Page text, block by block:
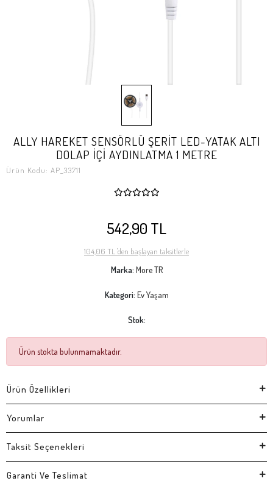
ALLY HAREKET SENSÖRLÜ ŞERİT LED-YATAK ALTI
DOLAP İÇİ AYDINLATMA 1 METRE
Ürün Kodu: AP_33711
542,90 TL
104,06 TL 'den başlayan taksitlerle
Marka: More TR
Kategori: Ev Yaşam
Stok:
Ürün stokta bulunmamaktadır.
Ürün Özellikleri
Yorumlar
Taksit Seçenekleri
Garanti Ve Teslimat